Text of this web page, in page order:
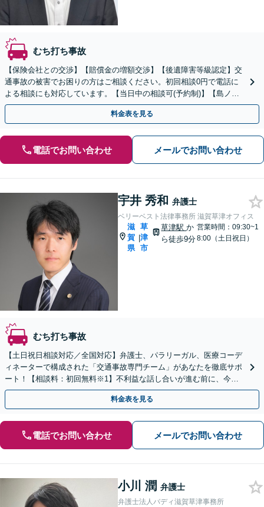
むち打ち事故
【保険会社との交渉】【賠償金の増額交渉】【後遺障害等級認定】交
通事故の被害でお困りの方はご相談ください。初回相談0円で電話に
よる相談にも対応しています。【当日中の相談可(予約制)】【島ノ関
駅徒歩4分】
料金表を見る
電話でお問い合わせ メールでお問い合わせ
宇井 秀和 弁護士
ベリーベスト法律事務所 滋賀草津オフィス
滋
賀
県
|
草
津
市
草津駅か
ら徒歩9分
営業時間：09:30~1
8:00（土日祝日）
むち打ち事故
【土日祝日相談対応／全国対応】弁護士、パラリーガル、医療コーデ
ィネーターで構成された「交通事故専門チーム」があなたを徹底サポ
ート！【相談料：初回無料※1】不利益な話し合いが進む前に、今す
ぐ相談！
料金表を見る
電話でお問い合わせ メールでお問い合わせ
小川 潤 弁護士
弁護士法人バディ滋賀草津事務所